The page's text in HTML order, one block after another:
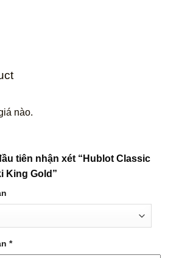
nào.
tiên nhận xét “Hublot Classic
King Gold”
*